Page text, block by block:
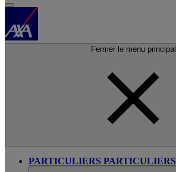
Fermer le menu principal
PARTICULIERS PARTICULIERS